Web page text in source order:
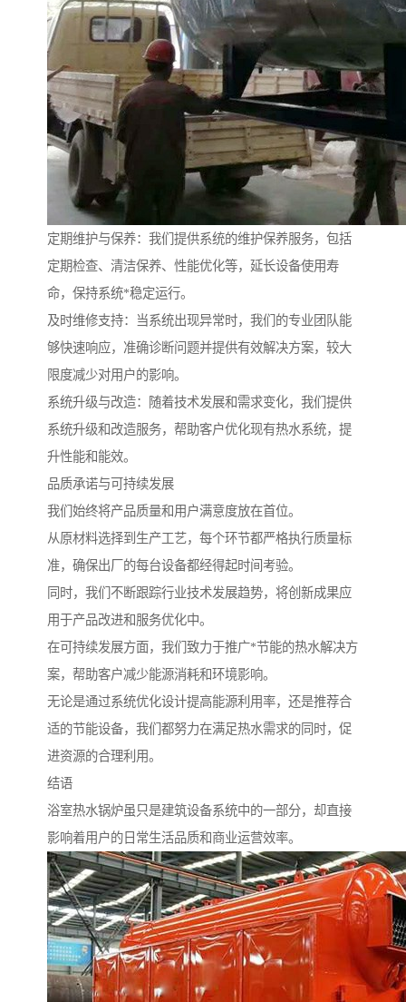
定期维护与保养：我们提供系统的维护保养服务，包括
定期检查、清洁保养、性能优化等，延长设备使用寿
命，保持系统*稳定运行。
及时维修支持：当系统出现异常时，我们的专业团队能
够快速响应，准确诊断问题并提供有效解决方案，较大
限度减少对用户的影响。
系统升级与改造：随着技术发展和需求变化，我们提供
系统升级和改造服务，帮助客户优化现有热水系统，提
升性能和能效。
品质承诺与可持续发展
我们始终将产品质量和用户满意度放在首位。
从原材料选择到生产工艺，每个环节都严格执行质量标
准，确保出厂的每台设备都经得起时间考验。
同时，我们不断跟踪行业技术发展趋势，将创新成果应
用于产品改进和服务优化中。
在可持续发展方面，我们致力于推广*节能的热水解决方
案，帮助客户减少能源消耗和环境影响。
无论是通过系统优化设计提高能源利用率，还是推荐合
适的节能设备，我们都努力在满足热水需求的同时，促
进资源的合理利用。
结语
浴室热水锅炉虽只是建筑设备系统中的一部分，却直接
影响着用户的日常生活品质和商业运营效率。